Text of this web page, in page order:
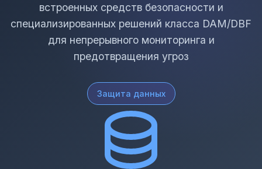
встроенных средств безопасности и
специализированных решений класса DAM/DBF
для непрерывного мониторинга и
предотвращения угроз
Защита данных